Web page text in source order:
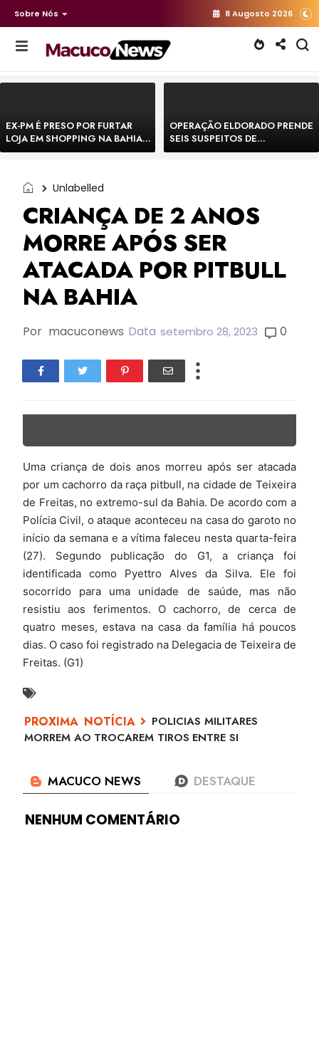
Sobre Nós 8 Augosto 2026
EX-PM É PRESO POR FURTAR
LOJA EM SHOPPING NA BAHIA E
ESCAPA CORRENDO DE
OPERAÇÃO ELDORADO PRENDE
SEIS SUSPEITOS DE
MOVIMENTAR R$ 25 MILHÕES
Unlabelled
CRIANÇA DE 2 ANOS
MORRE APÓS SER
ATACADA POR PITBULL
NA BAHIA
Por macuconews Data setembro 28, 2023 0
Uma criança de dois anos morreu após ser atacada
por um cachorro da raça pitbull, na cidade de Teixeira
de Freitas, no extremo-sul da Bahia. De acordo com a
Polícia Civil, o ataque aconteceu na casa do garoto no
início da semana e a vítima faleceu nesta quarta-feira
(27). Segundo publicação do G1, a criança foi
identificada como Pyettro Alves da Silva. Ele foi
socorrido para uma unidade de saúde, mas não
resistiu aos ferimentos. O cachorro, de cerca de
quatro meses, estava na casa da família há poucos
dias. O caso foi registrado na Delegacia de Teixeira de
Freitas. (G1)
POLICIAS MILITARES
MORREM AO TROCAREM TIROS ENTRE SI
NENHUM COMENTÁRIO